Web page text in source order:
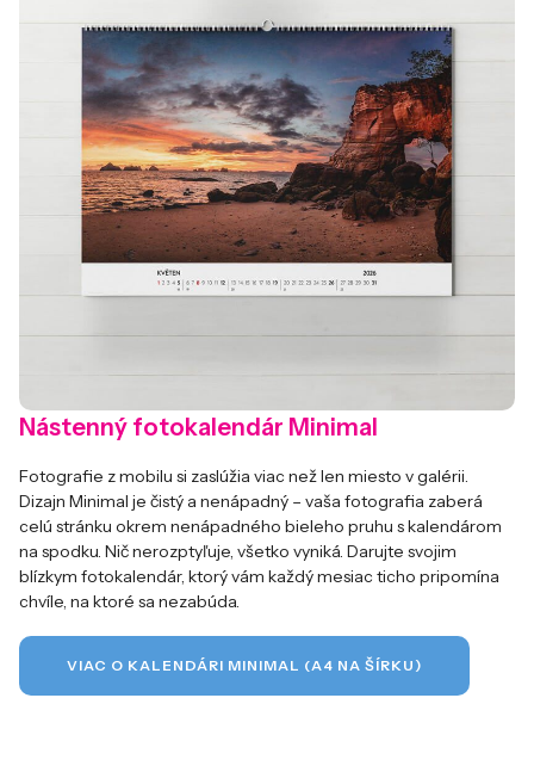
Nástenný fotokalendár Minimal
Fotografie z mobilu si zaslúžia viac než len miesto v galérii.
Dizajn Minimal je čistý a nenápadný – vaša fotografia zaberá
celú stránku okrem nenápadného bieleho pruhu s kalendárom
na spodku. Nič nerozptyľuje, všetko vyniká. Darujte svojim
blízkym fotokalendár, ktorý vám každý mesiac ticho pripomína
chvíle, na ktoré sa nezabúda.
VIAC O KALENDÁRI MINIMAL (A4 NA ŠÍRKU)